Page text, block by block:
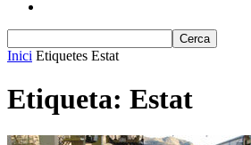
Inici Etiquetes Estat
Etiqueta: Estat